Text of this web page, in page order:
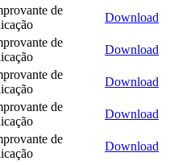
de
Download
de
Download
de
Download
de
Download
de
Download